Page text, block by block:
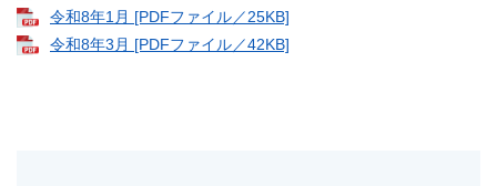
令和8年1月 [PDFファイル／25KB]
令和8年3月 [PDFファイル／42KB]